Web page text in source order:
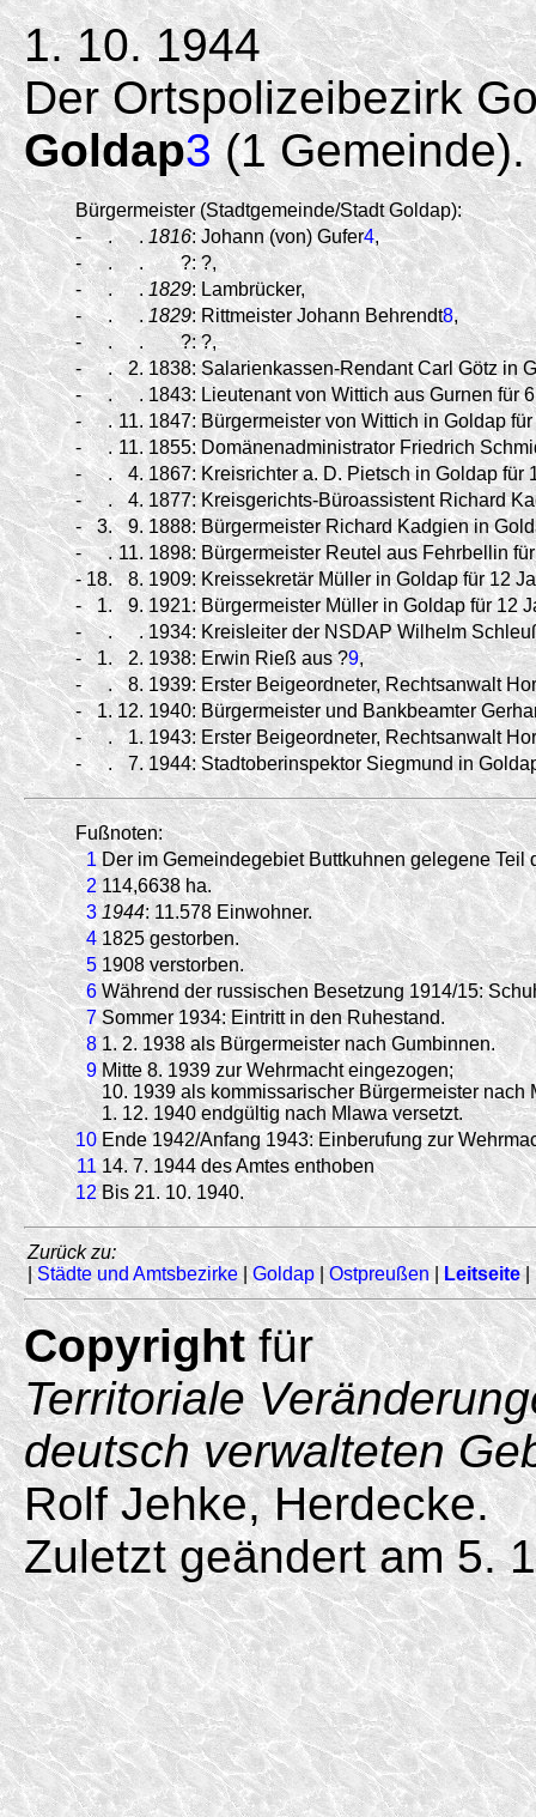
1. 10. 1944
Der Ortspolizeibezirk
Goldap3(1 Gemeinde).
Bürgermeister (Stadtgemeinde/Stadt Goldap):
-
. . 1816: Johann (von) Gufer4,
-
. . ?: ?,
-
. . 1829: Lambrücker,
-
. . 1829: Rittmeister Johann Behrendt8,
-
. . ?: ?,
-
. 2. 1838: Salarienkassen-Rendant Carl Götz in
-
. . 1843: Lieutenant von Wittich aus Gurnen für
-
. 11. 1847: Bürgermeister von Wittich in Goldap
-
. 11. 1855: Domänenadministrator Friedrich
-
. 4. 1867: Kreisrichter a. D. Pietsch in Goldap für
-
. 4. 1877: Kreisgerichts-Büroassistent Richard
-
3. 9. 1888: Bürgermeister Richard Kadgien in
-
. 11. 1898: Bürgermeister Reutel aus Fehrbellin
- 18. 8. 1909: Kreissekretär Müller in Goldap für 12
-
1. 9. 1921: Bürgermeister Müller in Goldap für 12
-
. . 1934: Kreisleiter der NSDAP Wilhelm
-
1. 2. 1938: Erwin Rieß aus ?9,
-
. 8. 1939: Erster Beigeordneter, Rechtsanwalt
-
1. 12. 1940: Bürgermeister und Bankbeamter
-
. 1. 1943: Erster Beigeordneter, Rechtsanwalt
-
. 7. 1944: Stadtoberinspektor Siegmund in
Fußnoten:
1 Der im Gemeindegebiet Buttkuhnen gelegene
2 114,6638 ha.
3 1944: 11.578 Einwohner.
4 1825 gestorben.
5 1908 verstorben.
6 Während der russischen Besetzung 1914/15:
7 Sommer 1934: Eintritt in den Ruhestand.
8 1. 2. 1938 als Bürgermeister nach Gumbinnen.
9 Mitte 8. 1939 zur Wehrmacht eingezogen;
10. 1939 als kommissarischer Bürgermeister nach
1. 12. 1940 endgültig nach Mlawa versetzt.
10 Ende 1942/Anfang 1943: Einberufung zur
11 14. 7. 1944 des Amtes enthoben
12 Bis 21. 10. 1940.
Zurück zu:
|Städte und Amtsbezirke|Goldap|Ostpreußen | Leitseite|
Copyrightfür
Territoriale
deutsch verwalteten
Rolf Jehke, Herdecke.
Zuletzt geändert am 5.